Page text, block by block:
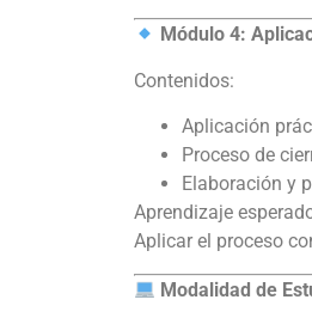
Módulo 4:
Contenidos:
Aplicación
Proceso de
Elaboración y
Aprendizaje
Aplicar el proceso
Modalidad de